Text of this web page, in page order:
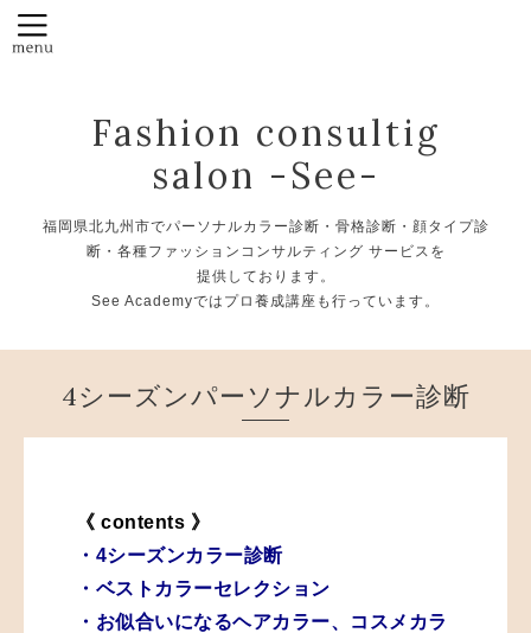
Fashion consultig
salon -See-
福岡県北九州市でパーソナルカラー診断・骨格診断・顔タイプ診
断・各種ファッションコンサルティング サービスを
提供しております。
See Academyではプロ養成講座も行っています。
4シーズンパーソナルカラー診断
《 contents 》
・4シーズンカラー診断
・ベストカラーセレクション
・お似合いになるヘアカラー、コスメカラ